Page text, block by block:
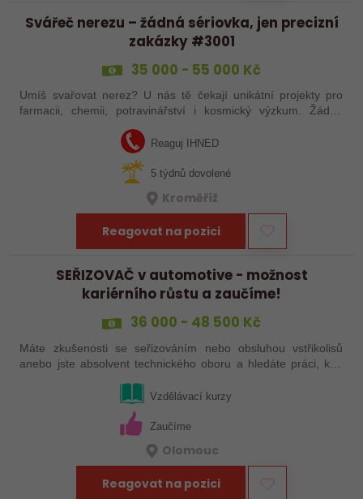
Svářeč nerezu – žádná sériovka, jen precizní
zakázky #3001
35 000 - 55 000 Kč
Umíš svařovat nerez? U nás tě čekají unikátní projekty pro
farmacii, chemii, potravinářství i kosmický výzkum. Žádná
Reaguj IHNED
5 týdnů dovolené
Kroměříž
Reagovat na pozici
SEŘIZOVAČ v automotive - možnost
kariérního růstu a zaučíme!
36 000 - 48 500 Kč
Máte zkušenosti se seřizováním nebo obsluhou vstřikolisů
anebo jste absolvent technického oboru a hledáte práci, kde
řešení a práce přímo ve…Vzdělávací kurzy
Zaučíme
Olomouc
Reagovat na pozici